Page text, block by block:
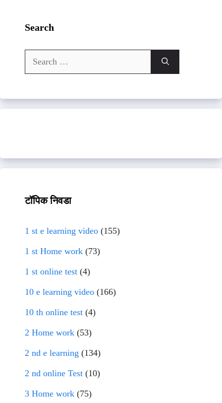
Search
Search
for:
टॉपिक निवडा
1 st e learning video (155)
1 st Home work (73)
1 st online test (4)
10 e learning video (166)
10 th online test (4)
2 Home work (53)
2 nd e learning (134)
2 nd online Test (10)
3 Home work (75)